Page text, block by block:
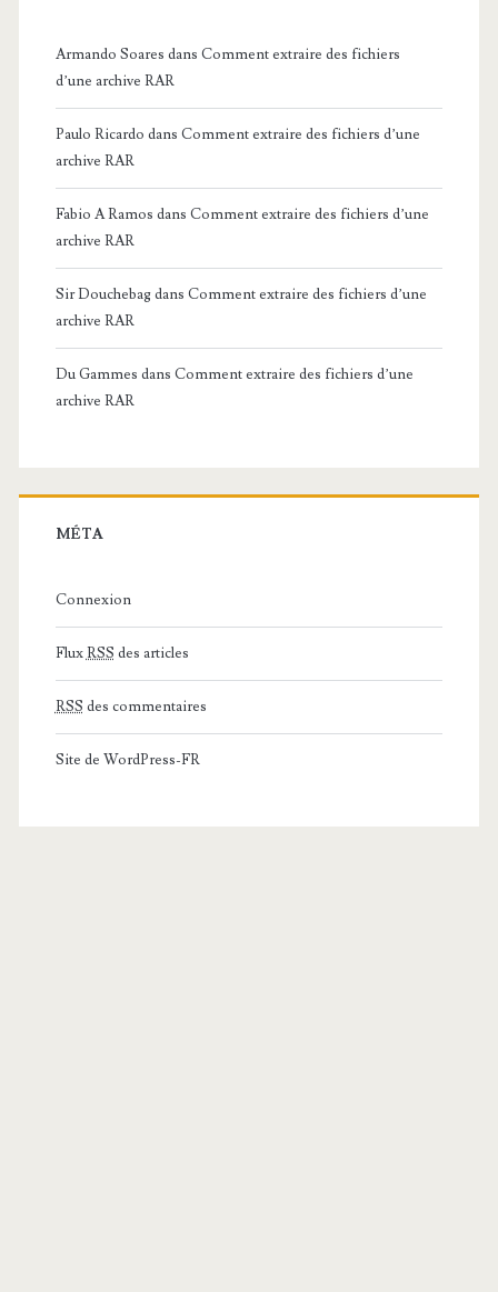
Armando Soares dans Comment extraire des fichiers
d’une archive RAR
Paulo Ricardo dans Comment extraire des fichiers d’une
archive RAR
Fabio A Ramos dans Comment extraire des fichiers d’une
archive RAR
Sir Douchebagdans Comment extraire des fichiers d’une
archive RAR
Du Gammes dans Comment extraire des fichiers d’une
archive RAR
MÉTA
Connexion
FluxRSS des articles
RSS des commentaires
Site de WordPress-FR